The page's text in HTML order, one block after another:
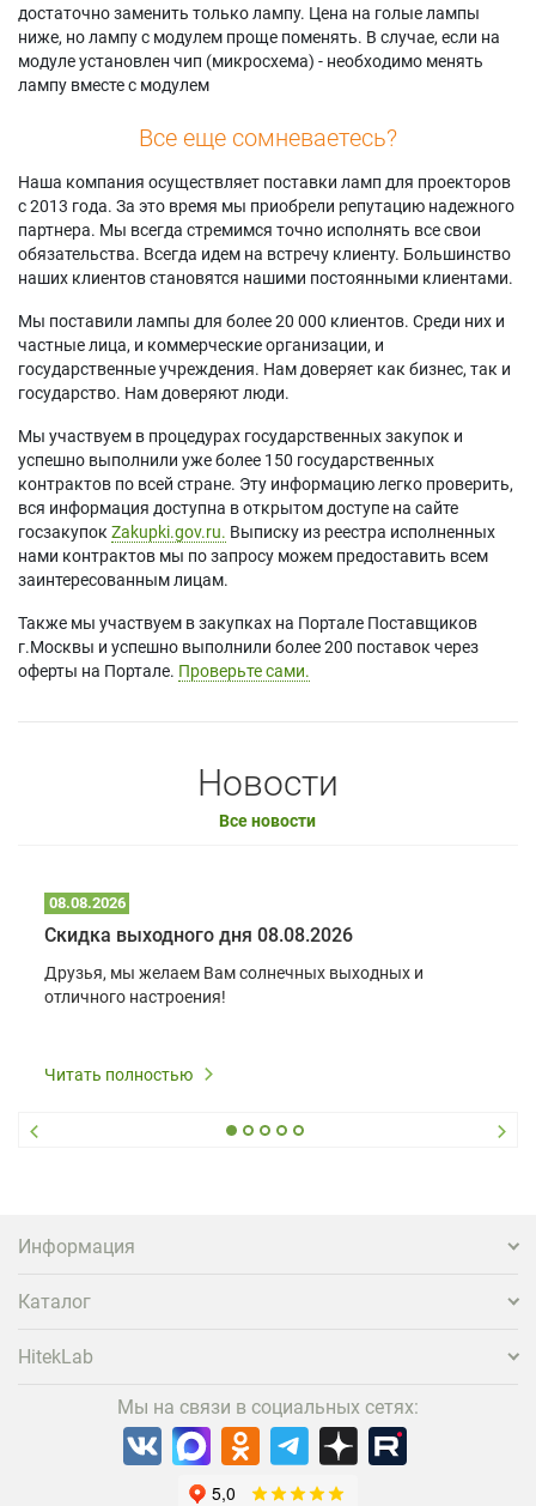
достаточно заменить только лампу. Цена на голые лампы
ниже, но лампу с модулем проще поменять. В случае, если на
модуле установлен чип (микросхема) - необходимо менять
лампу вместе с модулем
Все еще сомневаетесь?
Наша компания осуществляет поставки ламп для проекторов
с 2013 года. За это время мы приобрели репутацию надежного
партнера. Мы всегда стремимся точно исполнять все свои
обязательства. Всегда идем на встречу клиенту. Большинство
наших клиентов становятся нашими постоянными клиентами.
Мы поставили лампы для более 20 000 клиентов. Среди них и
частные лица, и коммерческие организации, и
государственные учреждения. Нам доверяет как бизнес, так и
государство. Нам доверяют люди.
Мы участвуем в процедурах государственных закупок и
успешно выполнили уже более 150 государственных
контрактов по всей стране. Эту информацию легко проверить,
вся информация доступна в открытом доступе на сайте
госзакупок Zakupki.gov.ru. Выписку из реестра исполненных
нами контрактов мы по запросу можем предоставить всем
заинтересованным лицам.
Также мы участвуем в закупках на Портале Поставщиков
г.Москвы и успешно выполнили более 200 поставок через
оферты на Портале. Проверьте сами.
Новости
Все новости
08.08.2026
Скидка выходного дня 08.08.2026
Друзья, мы желаем Вам солнечных выходных и
отличного настроения!
Читать полностью
Информация
Каталог
HitekLab
Мы на связи в социальных сетях: